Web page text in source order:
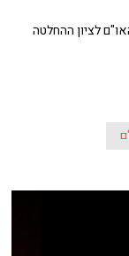
לציון ההחלטה